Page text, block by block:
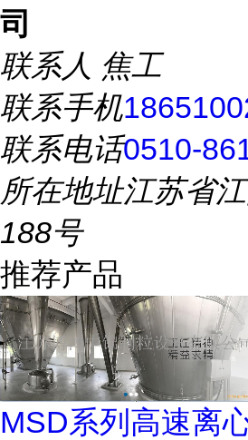
司
联系人 焦工
联系手机
联系电话0510-
所在地址江苏省
188号
推荐产品
MSD系列高速离